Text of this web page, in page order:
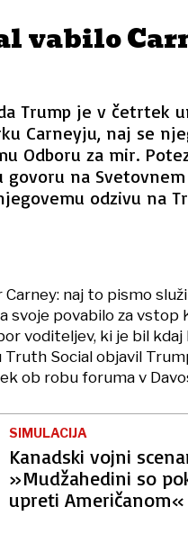
vabilo
Trump je v četrtek
Carneyju, naj se
Odboru za mir.
na
odzivu na
naj to pismo
svoje povabilo za vstop
voditeljev, ki je bil kdaj
Social objavil
ob robu foruma v
SIMULACIJA
Kanadski vojni
»Mudžahedini so
upreti Američanom«